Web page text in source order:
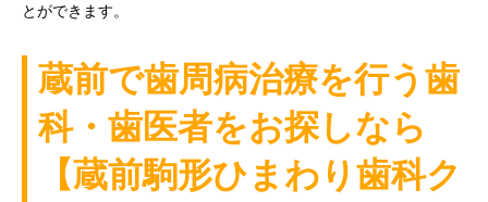
とができます。
蔵前で歯周病治療を行う歯
科・歯医者をお探しなら
【蔵前駒形ひまわり歯科ク